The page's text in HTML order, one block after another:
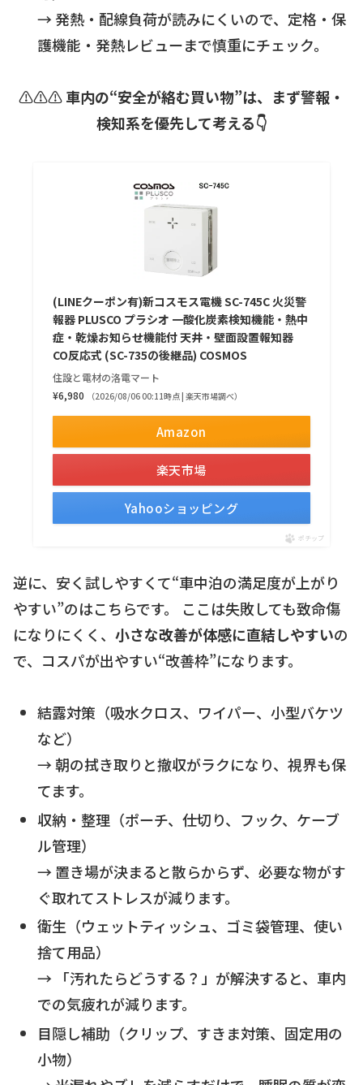
→ 発熱・配線負荷が読みにくいので、定格・保
護機能・発熱レビューまで慎重にチェック。
⚠️⚠️⚠️車内の“安全が絡む買い物”は、まず警報・
検知系を優先して考える👇
(LINEクーポン有)新コスモス電機 SC-745C 火災警
報器 PLUSCO プラシオ 一酸化炭素検知機能・熱中
症・乾燥お知らせ機能付 天井・壁面設置報知器
CO反応式 (SC-735の後継品) COSMOS
住設と電材の洛電マート
¥6,980
（2026/08/06 00:11時点 | 楽天市場調べ）
Amazon
楽天市場
Yahooショッピング
ポチップ
逆に、安く試しやすくて“車中泊の満足度が上がり
やすい”のはこちらです。 ここは失敗しても致命傷
になりにくく、 小さな改善が体感に直結しやすいの
で、コスパが出やすい“改善枠”になります。
結露対策（吸水クロス、ワイパー、小型バケツ
など）
→ 朝の拭き取りと撤収がラクになり、視界も保
てます。
収納・整理（ポーチ、仕切り、フック、ケーブ
ル管理）
→ 置き場が決まると散らからず、必要な物がす
ぐ取れてストレスが減ります。
衛生（ウェットティッシュ、ゴミ袋管理、使い
捨て用品）
→ 「汚れたらどうする？」が解決すると、車内
での気疲れが減ります。
目隠し補助（クリップ、すきま対策、固定用の
小物）